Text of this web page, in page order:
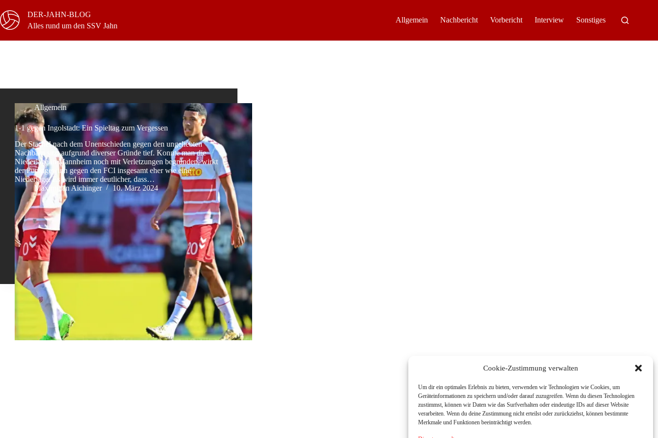
Cookie-Zustimmung verwalten
Um dir ein optimales Erlebnis zu bieten, verwenden wir Technologien wie Cookies, um
Geräteinformationen zu speichern und/oder darauf zuzugreifen. Wenn du diesen Technologien
zustimmst, können wir Daten wie das Surfverhalten oder eindeutige IDs auf dieser Website
verarbeiten. Wenn du deine Zustimmung nicht erteilst oder zurückziehst, können bestimmte
Merkmale und Funktionen beeinträchtigt werden.
Inhalt
springen
DER-JAHN-BLOG
Alles rund um den SSV Jahn
Allgemein Nachbericht Vorbericht Interview Sonstiges
Allgemein
1-1 gegen Ingolstadt: Ein Spieltag zum Vergessen
Der Stachel nach dem Unentschieden gegen den ungeliebten
Nachbarn sitzt aufgrund diverser Gründe tief. Konnte man die
Niederlage in Mannheim noch mit Verletzungen begründen, wirkt
der Punktgewinn gegen den FCI insgesamt eher wie eine
Niederlage. Es wird immer deutlicher, dass…
Maximilian Aichinger
10. März 2024